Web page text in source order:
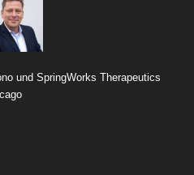
und SpringWorks Therapeutics